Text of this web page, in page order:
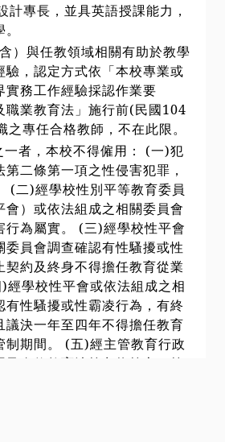
計專長，並具英語授課能力，
）與任教領域相關有助於教學
驗，認定方式依「本校專業或
實務工作經驗採認作業要
職業教育法」施行前(民國104
專任合格教師，不在此限。
者，本校不得僱用： (一)犯
二條第一項之性侵害犯罪，
(二)經學校性別平等教育委員
會）或依法組成之相關委員會
行為屬實。 (三)經學校性平會
委員會調查確認有性騷擾或性
契約及終身不得擔任教育從業
經學校性平會或依法組成之相
有性騷擾或性霸凌行為，有終
議決一年至四年不得擔任教育
制期間。 (五)經主管教育行政
及進修教育法第九條第六項第